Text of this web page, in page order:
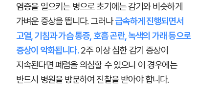
염증을 일으키는 병으로 초기에는 감기와 비슷하게
가벼운 증상을 띕니다. 그러나급속하게 진행되면서
고열, 기침과 가슴 통증, 호흡 곤란, 녹색의 가래 등으로
증상이 악화됩니다.2주 이상 심한 감기 증상이
지속된다면 폐렴을 의심할 수 있으니 이 경우에는
반드시 병원을 방문하여 진찰을 받아야 합니다.